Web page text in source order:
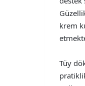
krem
Tüy